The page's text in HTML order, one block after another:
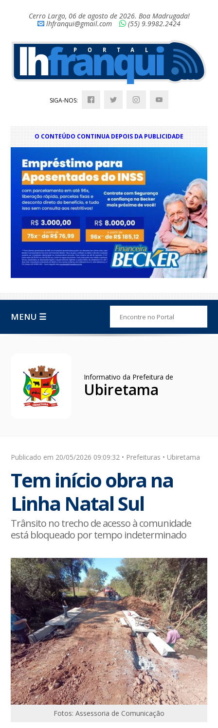
Cerro Largo, 06 de agosto de 2026. Boa Madrugada!
lhfranqui@gmail.com
(55) 9.9982.2424
SIGA-NOS:
O CONTEÚDO CONTINUA DEPOIS DA PUBLICIDADE
MENU ☰
Informativo da Prefeitura de
Ubiretama
Publicado em 20/05/2026 09:09:32 • Prefeituras • Ubiretama
Tem início obra na
Linha Natal Sul
Trânsito no trecho de acesso à comunidade
está bloqueado por tempo indeterminado
Fotos: Assessoria de Comunicação